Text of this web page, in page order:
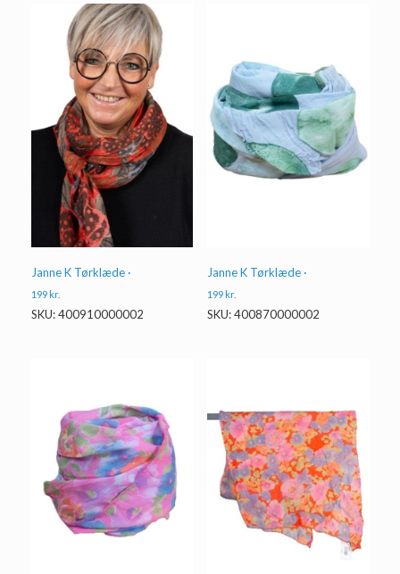
Janne K Tørklæde ·
199kr.
SKU: 400910000002
Janne K Tørklæde ·
199kr.
SKU: 400870000002